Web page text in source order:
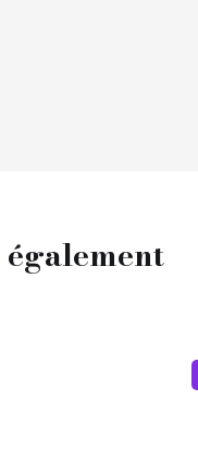
également
A